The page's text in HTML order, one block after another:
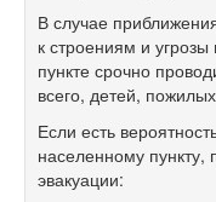
В случае
к строениям и
пункте срочно
всего, детей,
Если есть
населенному пункту,
эвакуации: